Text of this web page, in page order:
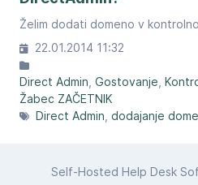
Želim dodati domeno v
22.01.2014 11:32
Direct Admin Gostovanje
Žabec ZAČETNIK
Direct Admin dodajanje
Self-Hosted Help Desk